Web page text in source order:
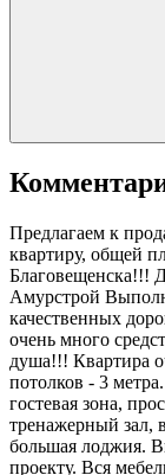
Предлагаем к
квартиру, общей
Благовещенска!!!
Амурстрой
качественных
очень много
душа!!! Квартира
потолков - 3
гостевая зона,
тренажерный зал,
большая лоджия.
проекту. Вся